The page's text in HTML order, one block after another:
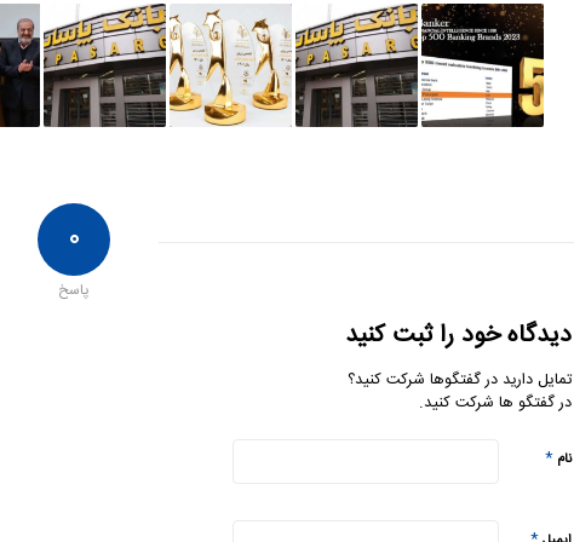
۰
پاسخ
دیدگاه خود را ثبت کنید
تمایل دارید در گفتگوها شرکت کنید؟
در گفتگو ها شرکت کنید.
نام *